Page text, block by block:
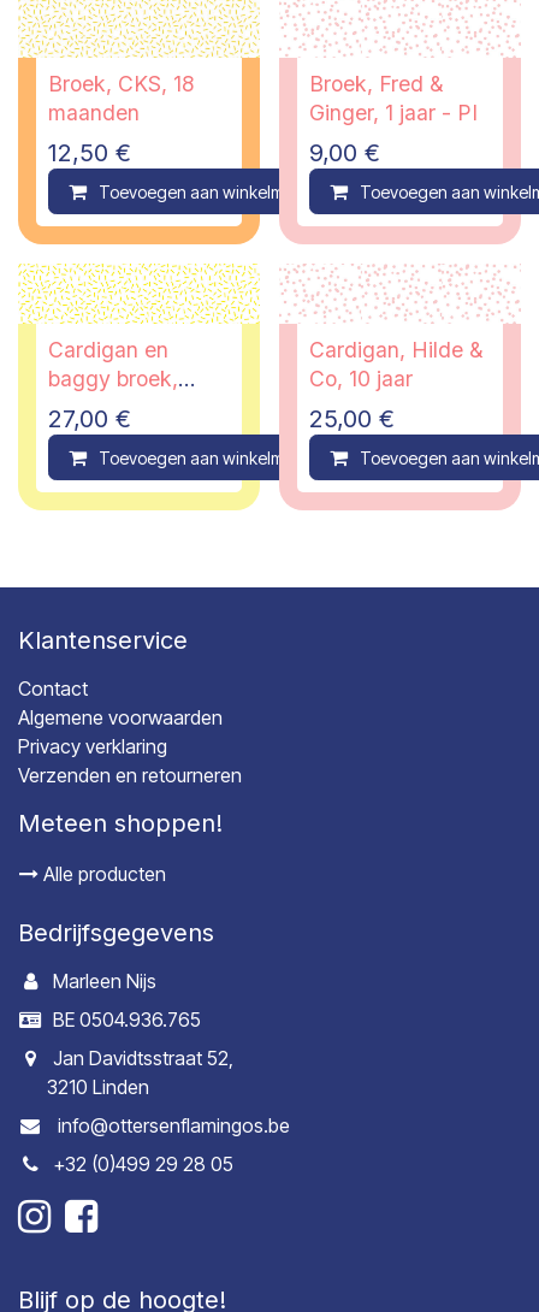
Broek, CKS, 18
maanden
12,50 €
Toevoegen aan winkelmandje Compare
Broek, Fred &
Ginger, 1 jaar - PI
9,00 €
Toevoegen aan
Cardigan en
baggy broek,
Duns Sweden, 2
jaar -PI
27,00 €
Toevoegen aan winkelmandje Compare
Cardigan, Hilde &
Co, 10 jaar
25,00 €
Toevoegen aan
Klantenservice
Contact
Algemene voorwaarden
Privacy verklaring
Verzenden en retourneren
Meteen shoppen!
Alle producten
Bedrijfsgegevens
Marleen Nijs
BE 0504.936.765
Jan Davidtsstraat 52,
3210 Linden
info@ottersenflamingos.be
+32 (0)499 29 28 05
Blijf op de hoogte!